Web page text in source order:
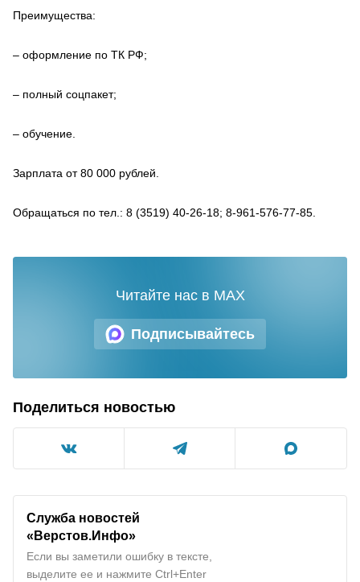
Преимущества:
– оформление по ТК РФ;
– полный соцпакет;
– обучение.
Зарплата от 80 000 рублей.
Обращаться по тел.: 8 (3519) 40-26-18; 8-961-576-77-85.
Подписывайтесь
Читайте нас в MAX
Поделиться новостью
Служба новостей
«Верстов.Инфо»
Если вы заметили ошибку в тексте,
выделите ее и нажмите Ctrl+Enter